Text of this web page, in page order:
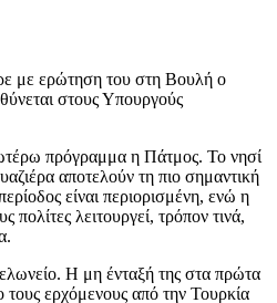
με ερώτηση του στη Βουλή ο
στους Υπουργούς
πρόγραμμα η Πάτμος. Το νησί
αποτελούν τη πιο σημαντική
είναι περιορισμένη, ενώ η
λειτουργεί, τρόπον τινά,
Η μη ένταξή της στα πρώτα
τους ερχόμενους από την Τουρκία